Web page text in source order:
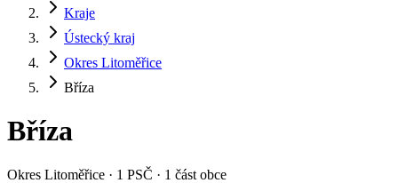
Kraje
Ústecký kraj
Okres Litoměřice
Bříza
Bříza
Okres Litoměřice · 1 PSČ · 1 část obce